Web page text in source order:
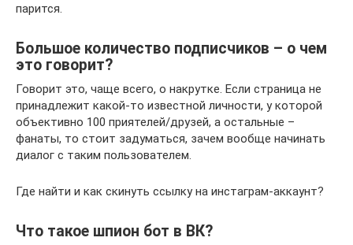
парится.
Большое количество подписчиков – о чем
это говорит?
Говорит это, чаще всего, о накрутке. Если страница не
принадлежит какой-то известной личности, у которой
объективно 100 приятелей/друзей, а остальные –
фанаты, то стоит задуматься, зачем вообще начинать
диалог с таким пользователем.
Где найти и как скинуть ссылку на инстаграм-аккаунт?
Что такое шпион бот в ВК?